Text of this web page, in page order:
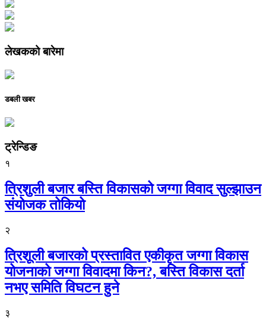
लेखकको बारेमा
डबली खबर
ट्रेन्डिङ
१
त्रिशुली बजार बस्ति विकासको जग्गा विवाद सुल्झाउन
संयोजक तोकियो
२
त्रिशूली बजारको प्रस्तावित एकीकृत जग्गा विकास
योजनाको जग्गा विवादमा किन?, बस्ति विकास दर्ता
नभए समिति विघटन हुने
३